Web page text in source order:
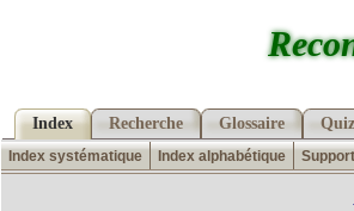
Index Recherche Glossaire
Index systématique Index alphabétique